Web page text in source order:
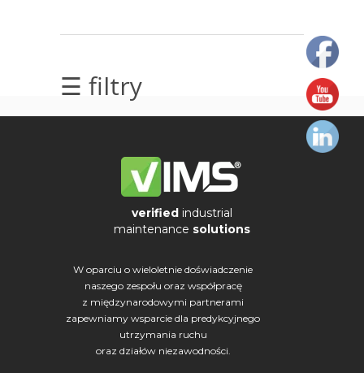
☰ filtry
Wizualizacja
verified industrial
maintenance solutions
W oparciu o wieloletnie doświadczenie
naszego zespołu oraz współpracę
z międzynarodowymi partnerami
zapewniamy wsparcie dla predykcyjnego
utrzymania ruchu
oraz działów niezawodności.